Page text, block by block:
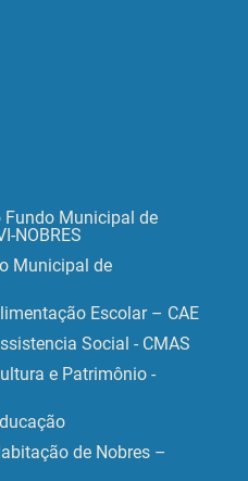
Fundo Municipal de
NOBRES
Municipal de
Escolar – CAE
Social - CMAS
e Patrimônio -
de Nobres –